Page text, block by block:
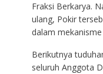
Fraksi Berkarya.
ulang, Pokir
dalam
Berikutnya
seluruh Anggota